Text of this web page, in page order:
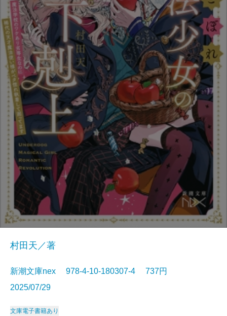
村田天／著
新潮文庫nex 978-4-10-180307-4 737円
2025/07/29
文庫電子書籍あり